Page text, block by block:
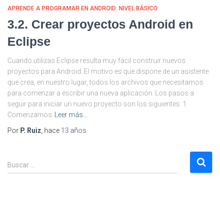
APRENDE A PROGRAMAR EN ANDROID: NIVEL BÁSICO
3.2. Crear proyectos Android en
Eclipse
Cuando utilizas Eclipse resulta muy fácil construir nuevos
proyectos para Android. El motivo es que dispone de un asistente
que crea, en nuestro lugar, todos los archivos que necesitamos
para comenzar a escribir una nueva aplicación. Los pasos a
seguir para iniciar un nuevo proyecto son los siguientes: 1
Comenzamos
Leer más…
Por P. Ruiz , hace 13 años
B
u
Buscar …